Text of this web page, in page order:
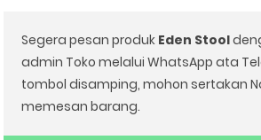
Segera pesan produk Eden Stool
admin Toko melalui WhatsApp ata
tombol disamping, mohon sertakan
memesan barang.